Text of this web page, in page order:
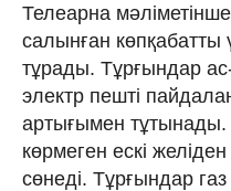
Телеарна
салынған көпқабатты
тұрады. Тұрғындар
электр пешті
артығымен
көрмеген ескі
сөнеді. Тұрғындар